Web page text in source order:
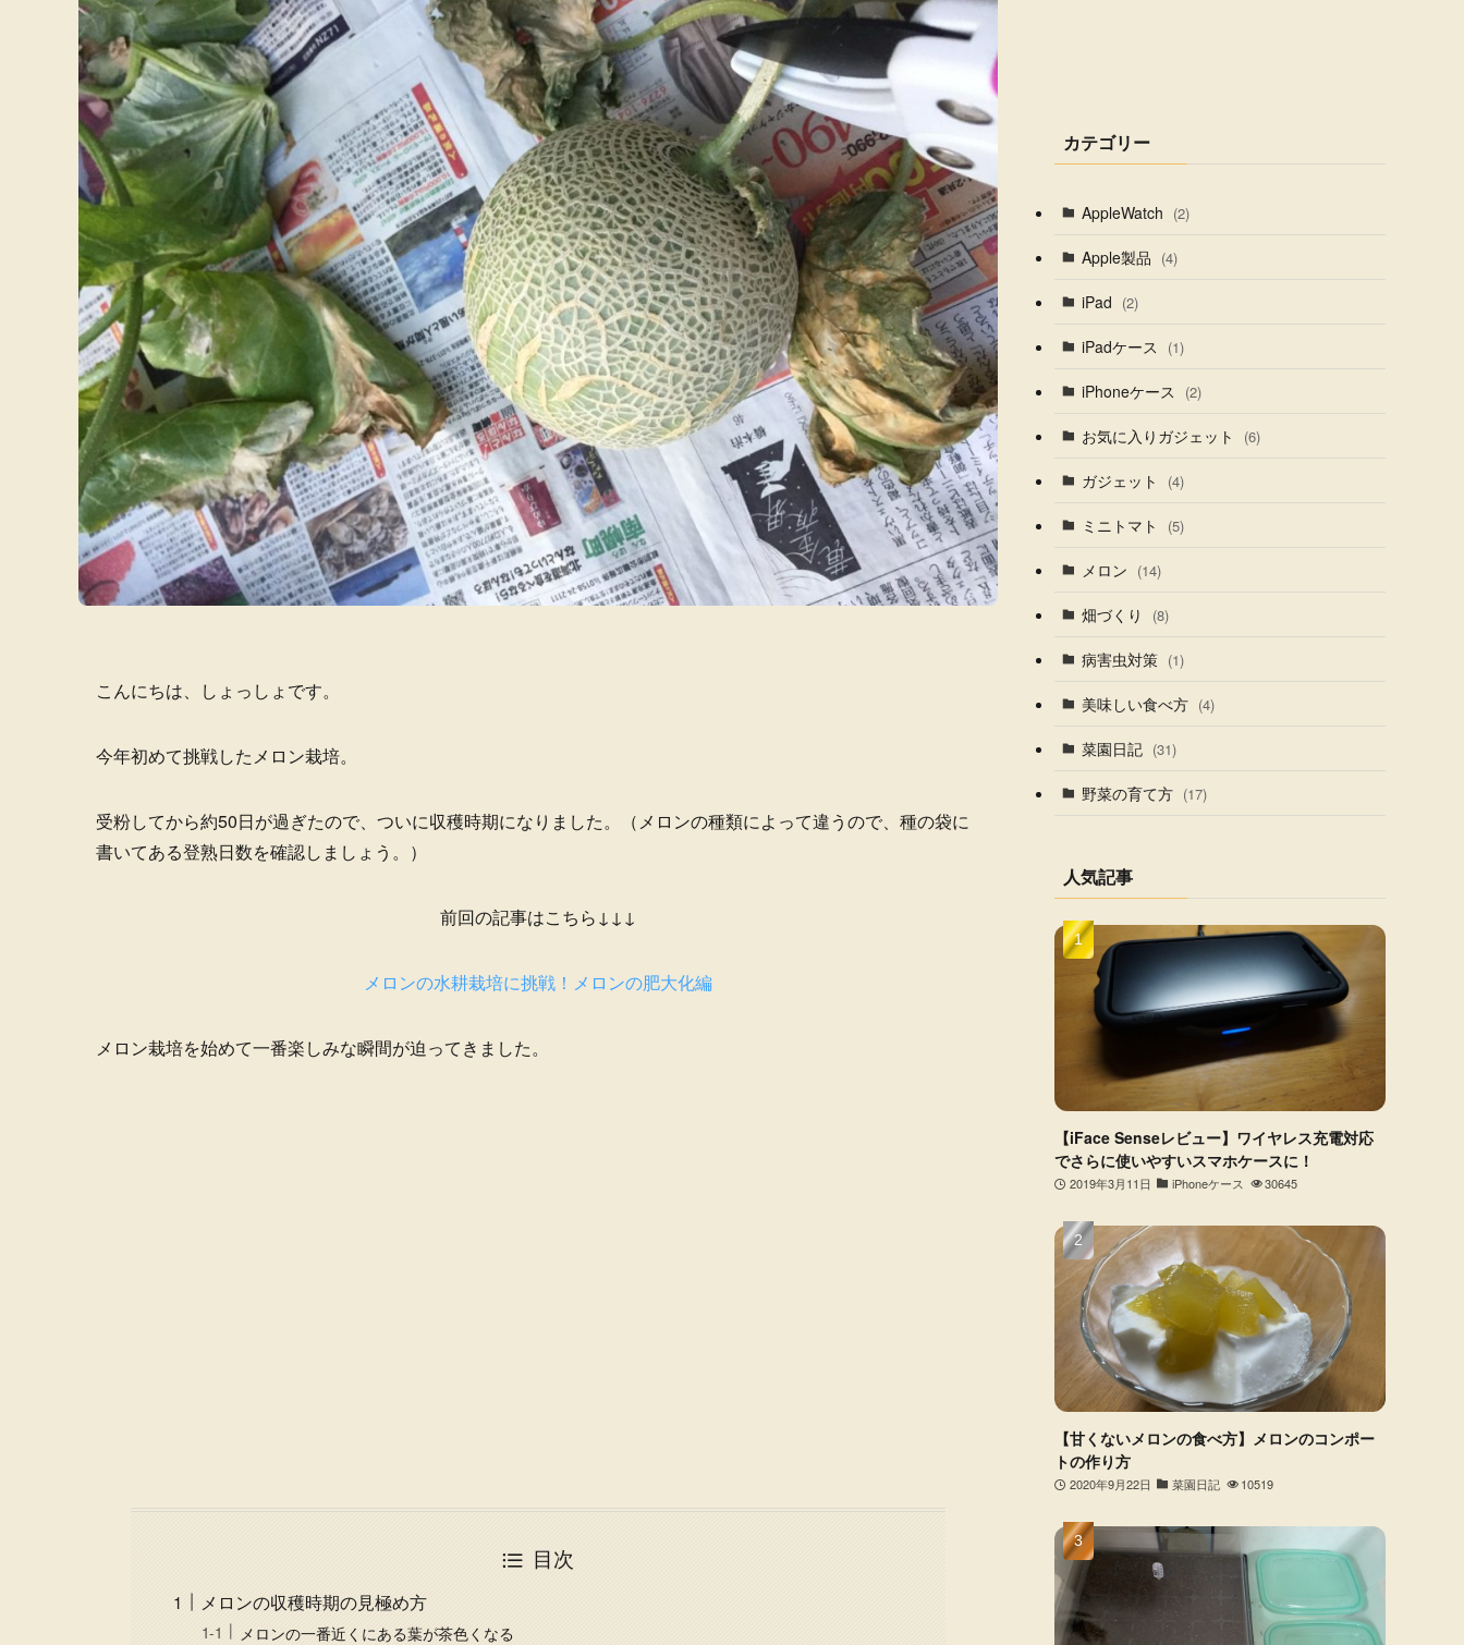
こんにちは、しょっしょです。
今年初めて挑戦したメロン栽培。
受粉してから約50日が過ぎたので、ついに収穫時期になりました。（メロンの種類によって違うので、種の袋に
書いてある登熟日数を確認しましょう。）
前回の記事はこちら↓↓↓
メロンの水耕栽培に挑戦！メロンの肥大化編
メロン栽培を始めて一番楽しみな瞬間が迫ってきました。
目次
メロンの収穫時期の見極め方
メロンの一番近くにある葉が茶色くなる
カテゴリー
AppleWatch (2)
Apple製品 (4)
iPad (2)
iPadケース (1)
iPhoneケース (2)
お気に入りガジェット (6)
ガジェット (4)
ミニトマト (5)
メロン (14)
畑づくり (8)
病害虫対策 (1)
美味しい食べ方 (4)
菜園日記 (31)
野菜の育て方 (17)
人気記事
【iFace Senseレビュー】ワイヤレス充電対応
でさらに使いやすいスマホケースに！
2019年3月11日 iPhoneケース 30645
【甘くないメロンの食べ方】メロンのコンポー
トの作り方
2020年9月22日 菜園日記 10519